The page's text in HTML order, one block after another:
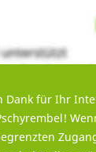
Dank für Ihr